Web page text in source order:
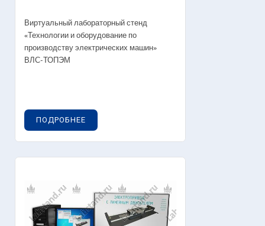
Виртуальный лабораторный стенд
«Технологии и оборудование по
производству электрических машин»
ВЛС-ТОПЭМ
ПОДРОБНЕЕ